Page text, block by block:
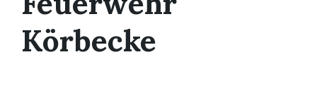
Körbecke